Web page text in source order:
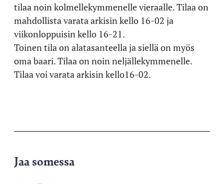
tilaa noin kolmellekymmenelle vieraalle. Tilaa on
mahdollista varata arkisin kello 16-02 ja
viikonloppuisin kello 16-21.
Toinen tila on alatasanteella ja siellä on myös
oma baari. Tilaa on noin neljällekymmenelle.
Tilaa voi varata arkisin kello16-02.
Jaa somessa